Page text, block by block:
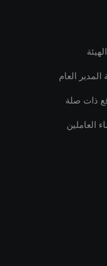
المدير العام
ذات صلة
العاملين